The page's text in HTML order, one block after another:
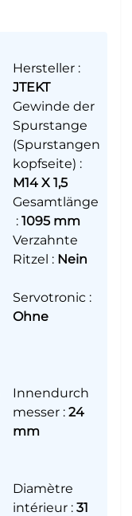
Hersteller :
JTEKT
Gewinde der
Spurstange
(Spurstangen
kopfseite) :
M14 X 1,5
Gesamtlänge
: 1095 mm
Verzahnte
Ritzel : Nein
Servotronic :
Ohne
Innendurch
messer : 24
mm
Diamètre
intérieur : 31